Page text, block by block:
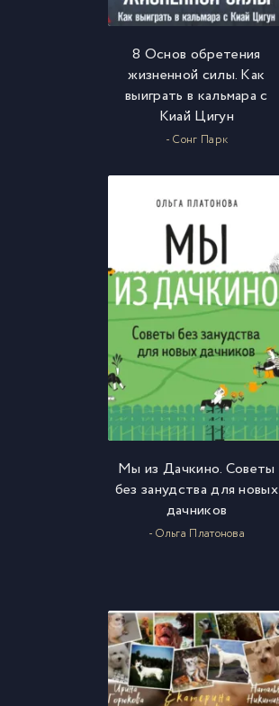
8 Основ обретения
жизненной силы. Как
выиграть в кальмара с
Киай Цигун
- Сонг Парк
Мы из Дачкино. Советы
без занудства для новых
дачников
- Ольга Платонова